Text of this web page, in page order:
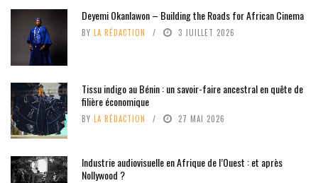
Deyemi Okanlawon – Building the Roads for African Cinema
BY LA RÉDACTION 3 JUILLET 2026
Tissu indigo au Bénin : un savoir-faire ancestral en quête de
filière économique
BY LA RÉDACTION 27 MAI 2026
Industrie audiovisuelle en Afrique de l’Ouest : et après
Nollywood ?